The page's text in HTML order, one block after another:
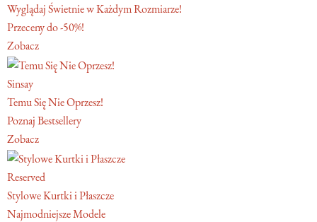
Wyglądaj Świetnie w Każdym Rozmiarze!
Przeceny do -50%!
Zobacz
Sinsay
Temu Się Nie Oprzesz!
Poznaj Bestsellery
Zobacz
Reserved
Stylowe Kurtki i Płaszcze
Najmodniejsze Modele